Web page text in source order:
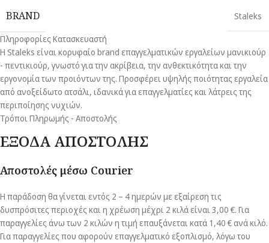
BRAND
Staleks
Πληροφορίες Κατασκευαστή
Η Staleks είναι κορυφαίο brand επαγγελματικών εργαλείων μανικιούρ
- πεντικιούρ, γνωστό για την ακρίβεια, την ανθεκτικότητα και την
εργονομία των προιόντων της. Προσφέρει υψηλής ποιότητας εργαλεία
από ανοξείδωτο ατσάλι, ιδανικά για επαγγελματίες και λάτρεις της
περιποίησης νυχιών.
Τρόποι Πληρωμής - Αποστολής
ΕΞΟΔΑ ΑΠΟΣΤΟΛΗΣ
Αποστολές μέσω Courier
Η παράδοση θα γίνεται εντός 2 – 4 ημερών με εξαίρεση τις
δυσπρόσιτες περιοχές και η χρέωση μέχρι 2 κιλά είναι 3,00 €. Για
παραγγελίες άνω των 2 κιλών η τιμή επαυξάνεται κατά 1,40 € ανά κιλό.
Για παραγγελίες που αφορούν επαγγελματικό εξοπλισμό, λόγω του